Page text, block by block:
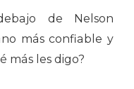
de Nelson
más confiable y
más les digo?